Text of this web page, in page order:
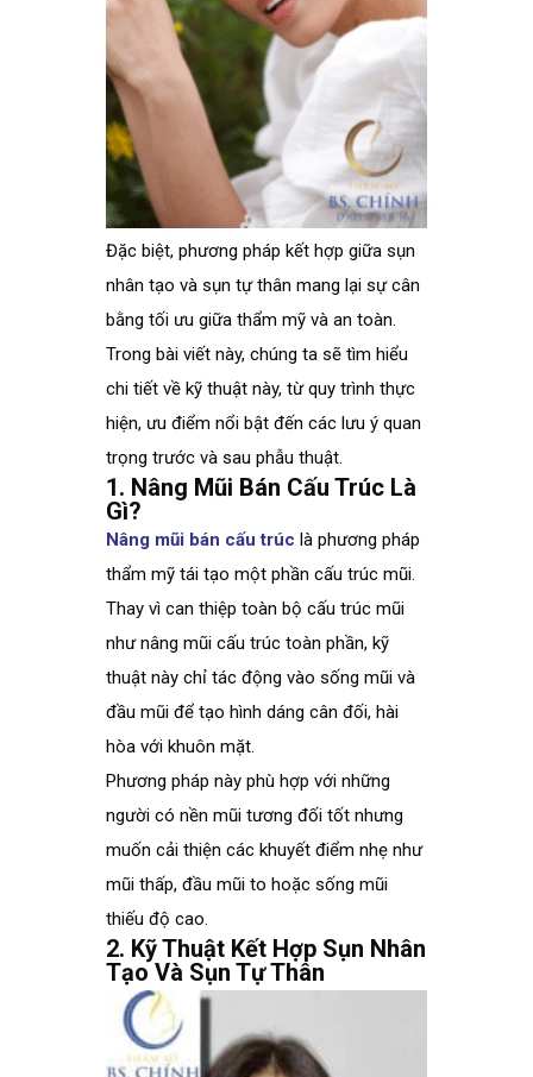
Đặc biệt, phương pháp kết hợp giữa sụn
nhân tạo và sụn tự thân mang lại sự cân
bằng tối ưu giữa thẩm mỹ và an toàn.
Trong bài viết này, chúng ta sẽ tìm hiểu
chi tiết về kỹ thuật này, từ quy trình thực
hiện, ưu điểm nổi bật đến các lưu ý quan
trọng trước và sau phẫu thuật.
1. Nâng Mũi Bán Cấu Trúc Là
Gì?
Nâng mũi bán cấu trúc là phương pháp
thẩm mỹ tái tạo một phần cấu trúc mũi.
Thay vì can thiệp toàn bộ cấu trúc mũi
như nâng mũi cấu trúc toàn phần, kỹ
thuật này chỉ tác động vào sống mũi và
đầu mũi để tạo hình dáng cân đối, hài
hòa với khuôn mặt.
Phương pháp này phù hợp với những
người có nền mũi tương đối tốt nhưng
muốn cải thiện các khuyết điểm nhẹ như
mũi thấp, đầu mũi to hoặc sống mũi
thiếu độ cao.
2. Kỹ Thuật Kết Hợp Sụn Nhân
Tạo Và Sụn Tự Thân